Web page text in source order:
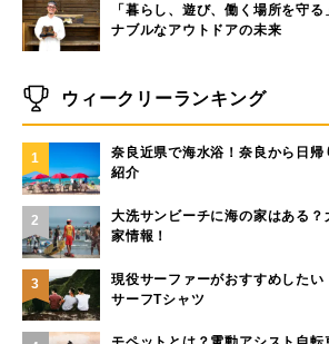
「暮らし、遊び、働く場所を守
ナブルなアウトドアの未来
ウィークリーランキング
1
奈良近県で海水浴！奈良から日
紹介
2
大洗サンビーチに海の家はある
家情報！
3
現役サーファーがおすすめした
サーフTシャツ